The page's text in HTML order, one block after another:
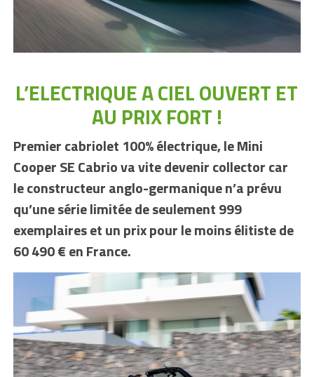
L’ELECTRIQUE A CIEL OUVERT ET
AU PRIX FORT !
Premier cabriolet 100% électrique, le Mini
Cooper SE Cabrio va vite devenir collector car
le constructeur anglo-germanique n’a prévu
qu’une série limitée de seulement 999
exemplaires et un prix pour le moins élitiste de
60 490 € en France.